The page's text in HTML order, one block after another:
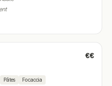
€€
Pâtes Focaccia